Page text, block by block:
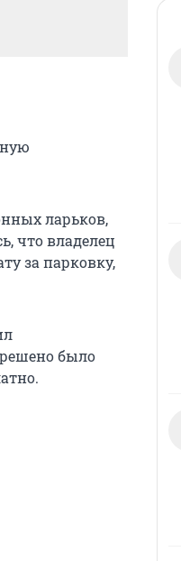
ларьков,
что владелец
за парковку,
было